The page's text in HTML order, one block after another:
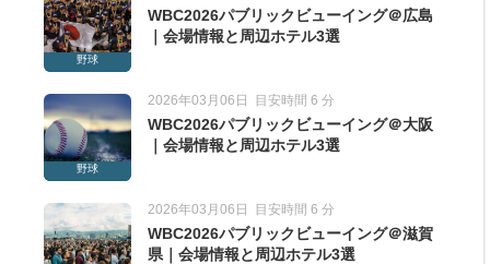
野球
WBC2026パブリックビューイング＠広島
｜会場情報と周辺ホテル3選
野球
2026年03月06日 目安時間 6 分
WBC2026パブリックビューイング＠大阪
｜会場情報と周辺ホテル3選
2026年03月06日 目安時間 6 分
WBC2026パブリックビューイング＠滋賀
県｜会場情報と周辺ホテル3選